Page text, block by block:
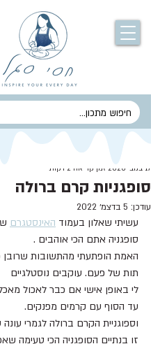
סופגניות קרם ברולה
17 בנוב׳ 2020
זמן קריאה 2 דקות
עודכן: 5 בדצמ׳ 2022
עשיתי שאלון בעמוד האינסטגרם
סופגניה אתם הכי אוהבים .
האמת הופתעתי מהתשובות שרובן
תות של פעם. עוקבים נוסטלגיים
לי באופן אישי אם כבר לאכול
עד הסוף עם קרמים מפנקים.
וספוגניית הקרם ברולה לגמרי עונה
זו בנתיים הסופגניה הכי טעימה